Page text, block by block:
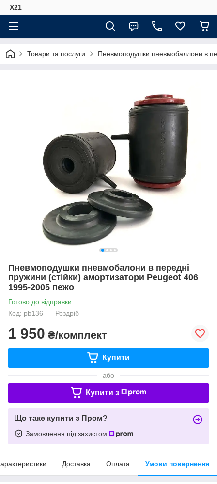
Х21
Товари та послуги Пневмоподушки пневмобаллони в
Пневмоподушки пневмобалони в передні
пружини (стійки) амортизатори Peugeot 406
1995-2005 пежо
Готово до відправки
Код: pb136
Роздріб
1 950 ₴/комплект
Купити
або
Купити з
Що таке купити з Пром?
Замовлення під захистом
Доставка Оплата Умови повернення